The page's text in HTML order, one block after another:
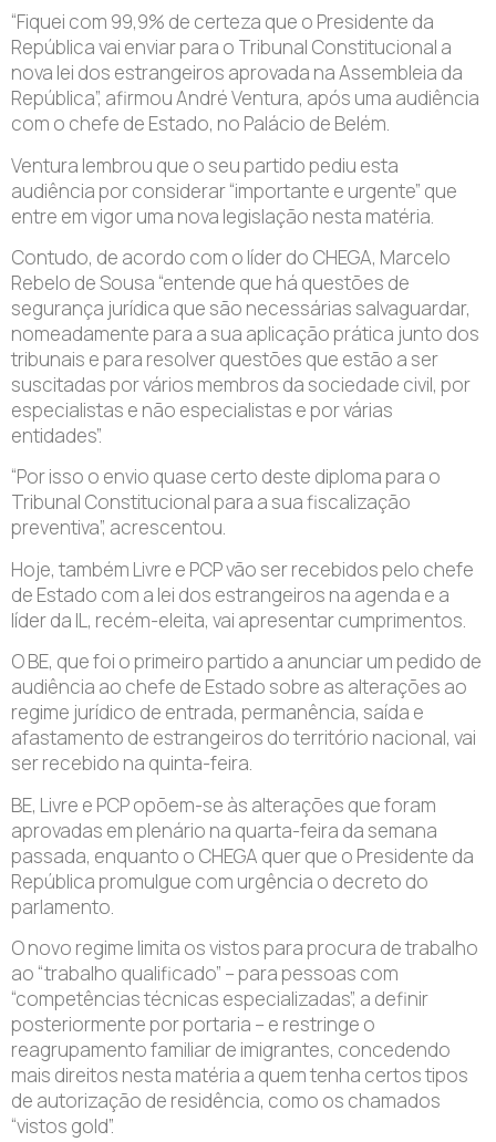
“Fiquei com 99,9% de certeza que o Presidente da
República vai enviar para o Tribunal Constitucional a
nova lei dos estrangeiros aprovada na Assembleia da
República”, afirmou André Ventura, após uma audiência
com o chefe de Estado, no Palácio de Belém.
Ventura lembrou que o seu partido pediu esta
audiência por considerar “importante e urgente” que
entre em vigor uma nova legislação nesta matéria.
Contudo, de acordo com o líder do CHEGA, Marcelo
Rebelo de Sousa “entende que há questões de
segurança jurídica que são necessárias salvaguardar,
nomeadamente para a sua aplicação prática junto dos
tribunais e para resolver questões que estão a ser
suscitadas por vários membros da sociedade civil, por
especialistas e não especialistas e por várias
entidades”.
“Por isso o envio quase certo deste diploma para o
Tribunal Constitucional para a sua fiscalização
preventiva”, acrescentou.
Hoje, também Livre e PCP vão ser recebidos pelo chefe
de Estado com a lei dos estrangeiros na agenda e a
líder da IL, recém-eleita, vai apresentar cumprimentos.
O BE, que foi o primeiro partido a anunciar um pedido de
audiência ao chefe de Estado sobre as alterações ao
regime jurídico de entrada, permanência, saída e
afastamento de estrangeiros do território nacional, vai
ser recebido na quinta-feira.
BE, Livre e PCP opõem-se às alterações que foram
aprovadas em plenário na quarta-feira da semana
passada, enquanto o CHEGA quer que o Presidente da
República promulgue com urgência o decreto do
parlamento.
O novo regime limita os vistos para procura de trabalho
ao “trabalho qualificado” – para pessoas com
“competências técnicas especializadas”, a definir
posteriormente por portaria – e restringe o
reagrupamento familiar de imigrantes, concedendo
mais direitos nesta matéria a quem tenha certos tipos
de autorização de residência, como os chamados
“vistos gold”.